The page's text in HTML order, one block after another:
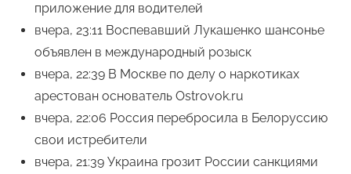
приложение для водителей
вчера, 23:11 Воспевавший Лукашенко шансонье
объявлен в международный розыск
вчера, 22:39 В Москве по делу о наркотиках
арестован основатель Ostrovok.ru
вчера, 22:06 Россия перебросила в Белоруссию
свои истребители
вчера, 21:39 Украина грозит России санкциями